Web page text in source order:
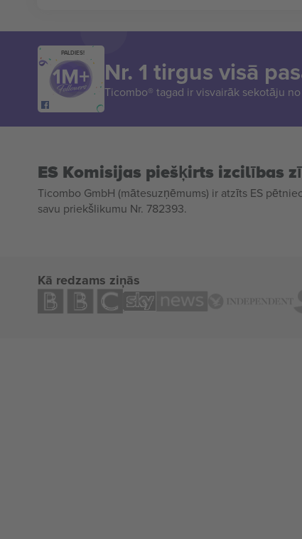
PALDIES!
Nr. 1 tirgus visā
Ticombo® tagad ir visvairāk sekotāju
ES Komisijas piešķirts izcilības
Ticombo GmbH (mātesuzņēmums) ir atzīts ES
savu priekšlikumu Nr. 782393.
Kā redzams ziņās